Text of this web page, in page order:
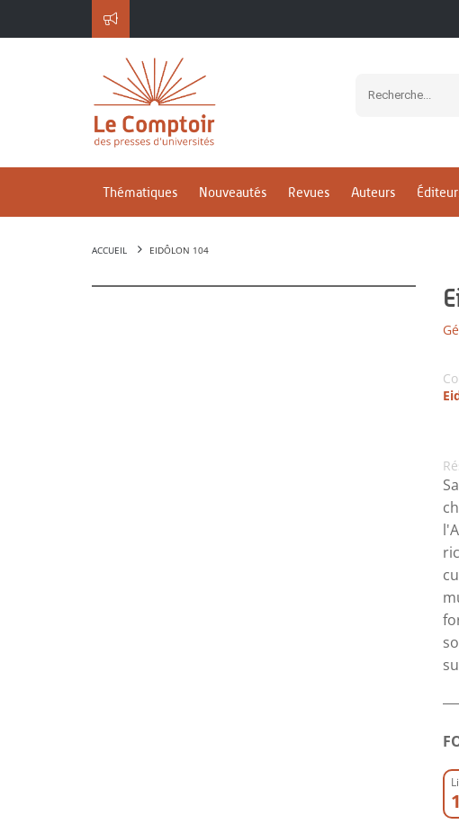
Thématiques Nouveautés Revues Auteurs
ACCUEIL EIDÔLON 104